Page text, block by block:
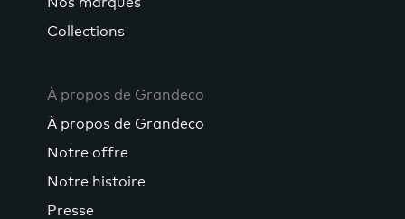
Collections
À propos de Grandeco
À propos de Grandeco
Notre offre
Notre histoire
Presse